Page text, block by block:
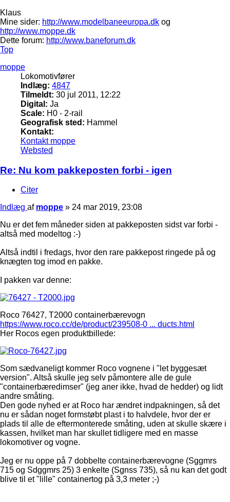
Klaus
Mine sider: http://www.modelbaneeuropa.dk og
http://www.moppe.dk
Dette forum: http://www.baneforum.dk
Top
moppe
Lokomotivfører
Indlæg: 4847
Tilmeldt: 30 jul 2011, 12:22
Digital: Ja
Scale: H0 - 2-rail
Geografisk sted: Hammel
Kontakt:
Kontakt moppe
Websted
Re: Nu kom pakkeposten forbi - igen
Citer
Indlæg af moppe » 24 mar 2019, 23:08
Nu er det fem måneder siden at pakkeposten sidst var forbi -
altså med modeltog :-)
Altså indtil i fredags, hvor den rare pakkepost ringede på og
knægten tog imod en pakke.
I pakken var denne:
Roco 76427, T2000 containerbærevogn
https://www.roco.cc/de/product/239508-0 ... ducts.html
Her Rocos egen produktbillede:
Som sædvaneligt kommer Roco vognene i "let byggesæt
version". Altså skulle jeg selv påmontere alle de gule
"containerbæredimser" (jeg aner ikke, hvad de hedder) og lidt
andre småting.
Den gode nyhed er at Roco har ændret indpakningen, så det
nu er sådan noget formstøbt plast i to halvdele, hvor der er
plads til alle de eftermonterede småting, uden at skulle skære i
kassen, hvilket man har skullet tidligere med en masse
lokomotiver og vogne.
Jeg er nu oppe på 7 dobbelte containerbærevogne (Sggmrs
715 og Sdggmrs 25) 3 enkelte (Sgnss 735), så nu kan det godt
blive til et "lille" containertog på 3,3 meter ;-)